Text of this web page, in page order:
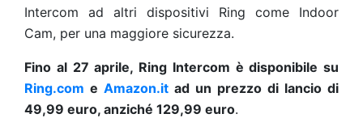
Intercom ad altri dispositivi Ring come Indoor
Cam, per una maggiore sicurezza.
Fino al 27 aprile, Ring Intercom è disponibile su
Ring.com e Amazon.it ad un prezzo di lancio di
49,99 euro, anziché 129,99 euro.